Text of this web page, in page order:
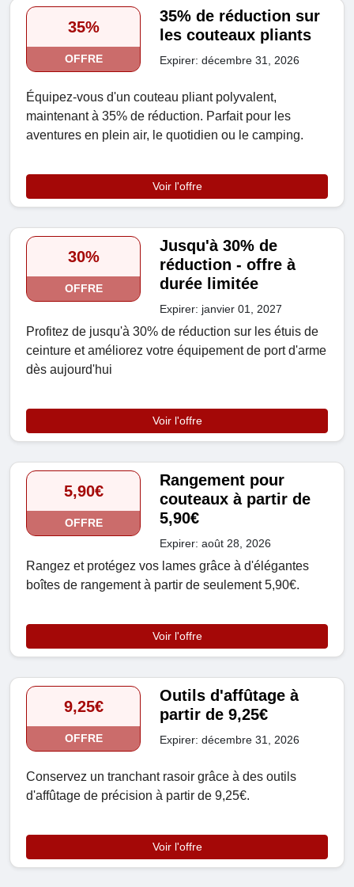
35%
OFFRE
35% de réduction sur
les couteaux pliants
Expirer: décembre 31, 2026
Équipez-vous d'un couteau pliant polyvalent,
maintenant à 35% de réduction. Parfait pour les
aventures en plein air, le quotidien ou le camping.
Voir l'offre
30%
OFFRE
Jusqu'à 30% de
réduction - offre à
durée limitée
Expirer: janvier 01, 2027
Profitez de jusqu'à 30% de réduction sur les étuis de
ceinture et améliorez votre équipement de port d'arme
dès aujourd'hui
Voir l'offre
5,90€
OFFRE
Rangement pour
couteaux à partir de
5,90€
Expirer: août 28, 2026
Rangez et protégez vos lames grâce à d'élégantes
boîtes de rangement à partir de seulement 5,90€.
Voir l'offre
9,25€
OFFRE
Outils d'affûtage à
partir de 9,25€
Expirer: décembre 31, 2026
Conservez un tranchant rasoir grâce à des outils
d'affûtage de précision à partir de 9,25€.
Voir l'offre